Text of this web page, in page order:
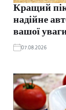
Кращий
надійне
вашої
07.08.2026